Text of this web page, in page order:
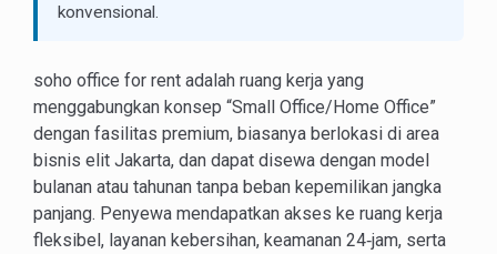
konvensional.
soho office for rent adalah ruang kerja yang
menggabungkan konsep “Small Office/Home Office”
dengan fasilitas premium, biasanya berlokasi di area
bisnis elit Jakarta, dan dapat disewa dengan model
bulanan atau tahunan tanpa beban kepemilikan jangka
panjang. Penyewa mendapatkan akses ke ruang kerja
fleksibel, layanan kebersihan, keamanan 24‑jam, serta